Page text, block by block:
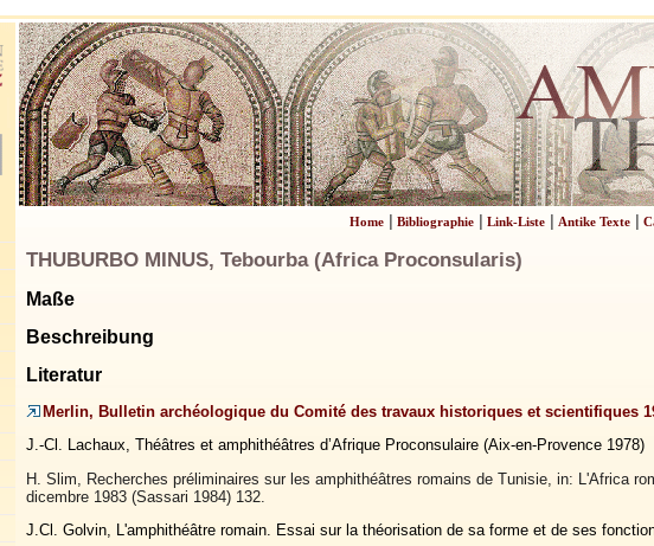
Home| Bibliographie| Link-Liste| Antike Texte|
THUBURBO MINUS, Tebourba (Africa Proconsularis)
Maße
Beschreibung
Literatur
Merlin, Bulletin archéologique du Comité des travaux historiques et scientifiques
J.-Cl. Lachaux, Théâtres et amphithéâtres d’Afrique Proconsulaire (Aix-en-Provence 1978)
H. Slim, Recherches préliminaires sur les amphithéâtres romains de Tunisie, in: L'Africa
dicembre 1983 (Sassari 1984) 132.
J.Cl. Golvin, L'amphithéâtre romain. Essai sur la théorisation de sa forme et de ses